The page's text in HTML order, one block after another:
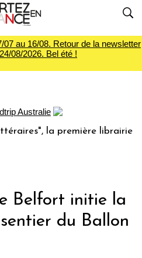
au 16/08. Retour de la newsletter
08/2026. Bel été !
la première librairie du
Belfort initie la
du Ballon